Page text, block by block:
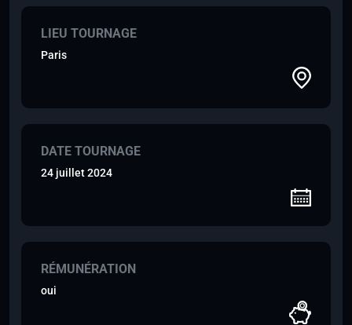
LIEU TOURNAGE
Paris
DATE TOURNAGE
24 juillet 2024
RÉMUNÉRATION
oui